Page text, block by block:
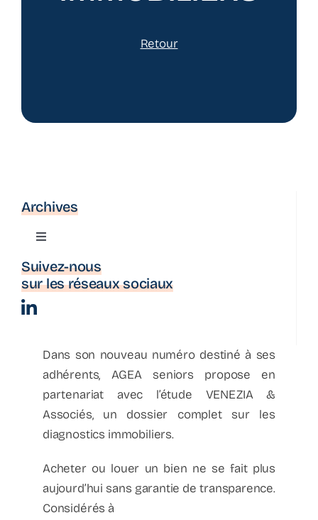
Retour
Archives
Toggle
Actualité
Bulletin d’information
Podcast
Suivez-nous
sur les réseaux sociaux
Dans son nouveau numéro destiné à ses
adhérents, AGEA seniors propose en
partenariat avec l’étude VENEZIA &
Associés, un dossier complet sur les
diagnostics immobiliers.
Acheter ou louer un bien ne se fait plus
aujourd’hui sans garantie de transparence.
Considérés à